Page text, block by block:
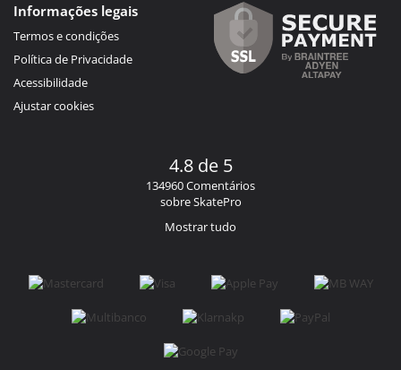
Informações legais
Termos e condições
Política de Privacidade
Acessibilidade
Ajustar cookies
4.8 de 5
134960 Comentários
sobre SkatePro
Mostrar tudo